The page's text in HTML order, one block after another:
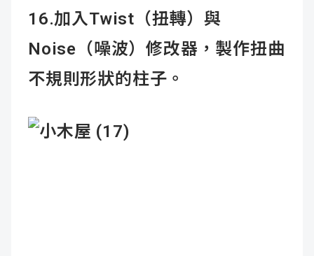
16.加入Twist（扭轉）與
Noise（噪波）修改器，製作扭曲
不規則形狀的柱子。